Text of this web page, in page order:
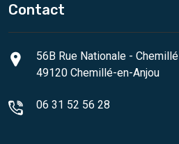
Contact
56B Rue Nationale - Chemillé
49120 Chemillé-en-Anjou
06 31 52 56 28